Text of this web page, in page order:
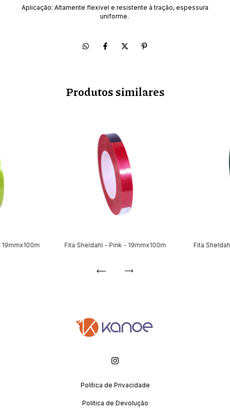
Aplicação: Altamente flexivel e resistente à tração, espessura
uniforme.
Produtos similares
Fita Sheldahl - Pink - 19mmx100m Fita
Política de Privacidade
Politica de Devolução